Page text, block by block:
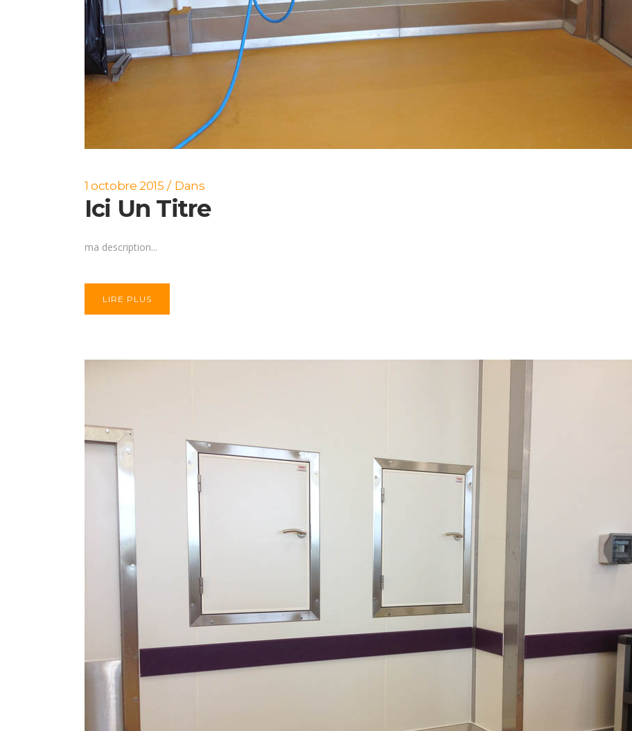
1 octobre 2015 Dans
Ici Un Titre
ma description...
LIRE PLUS